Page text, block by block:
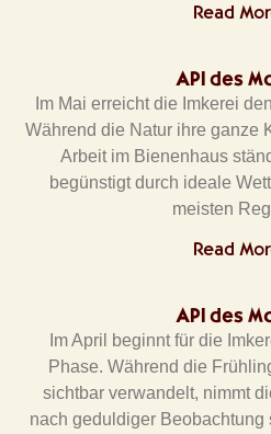
Read
API des
Im Mai erreicht die Imkerei
Während die Natur ihre ganze
Arbeit im Bienenhaus
begünstigt durch ideale
meisten
Read
API des
Im April beginnt für die
Phase. Während die
sichtbar verwandelt, nimmt
nach geduldiger Beobachtung